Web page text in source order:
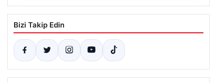
Bizi Takip Edin